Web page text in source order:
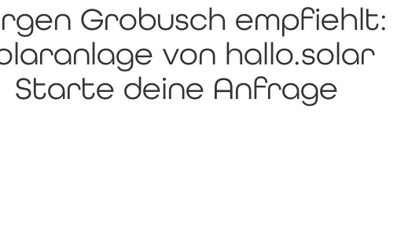
Grobusch empfiehlt:
von hallo.solar
Starte deine Anfrage